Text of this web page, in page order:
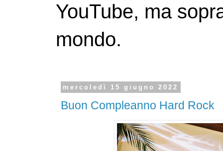
YouTube, ma
mondo.
mercoledì 15 giugno 2022
Buon Compleanno Hard Rock